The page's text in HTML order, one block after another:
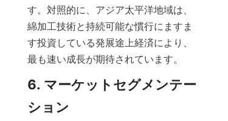
す。対照的に、アジア太平洋地域は、
綿加工技術と持続可能な慣行にますま
す投資している発展途上経済により、
最も速い成長が期待されています。
6. マーケットセグメンテー
ション